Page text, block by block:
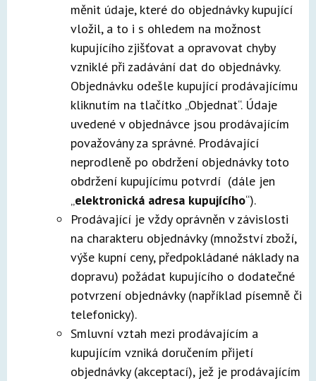
měnit údaje, které do objednávky kupující
vložil, a to i s ohledem na možnost
kupujícího zjišťovat a opravovat chyby
vzniklé při zadávání dat do objednávky.
Objednávku odešle kupující prodávajícímu
kliknutím na tlačítko „Objednat“. Údaje
uvedené v objednávce jsou prodávajícím
považovány za správné. Prodávající
neprodleně po obdržení objednávky toto
obdržení kupujícímu potvrdí (dále jen
„elektronická adresa kupujícího“).
Prodávající je vždy oprávněn v závislosti
na charakteru objednávky (množství zboží,
výše kupní ceny, předpokládané náklady na
dopravu) požádat kupujícího o dodatečné
potvrzení objednávky (například písemně či
telefonicky).
Smluvní vztah mezi prodávajícím a
kupujícím vzniká doručením přijetí
objednávky (akceptací), jež je prodávajícím